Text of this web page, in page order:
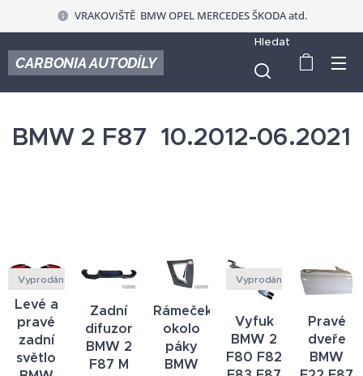
VRAKOVIŠTĚ BMW OPEL MERCEDES ŠKODA atd.
CARBONIA AUTODÍLY
Hledat
BMW 2 F87 10.2012-06.2021
Levé a
pravé
zadní
světlo
Vyprodáno
Zadní
difuzor
BMW 2
F87 M
Rámeček
okolo
páky
BMW
Vyfuk
BMW 2
F80 F82
Vyprodáno
Pravé
dveře
BMW